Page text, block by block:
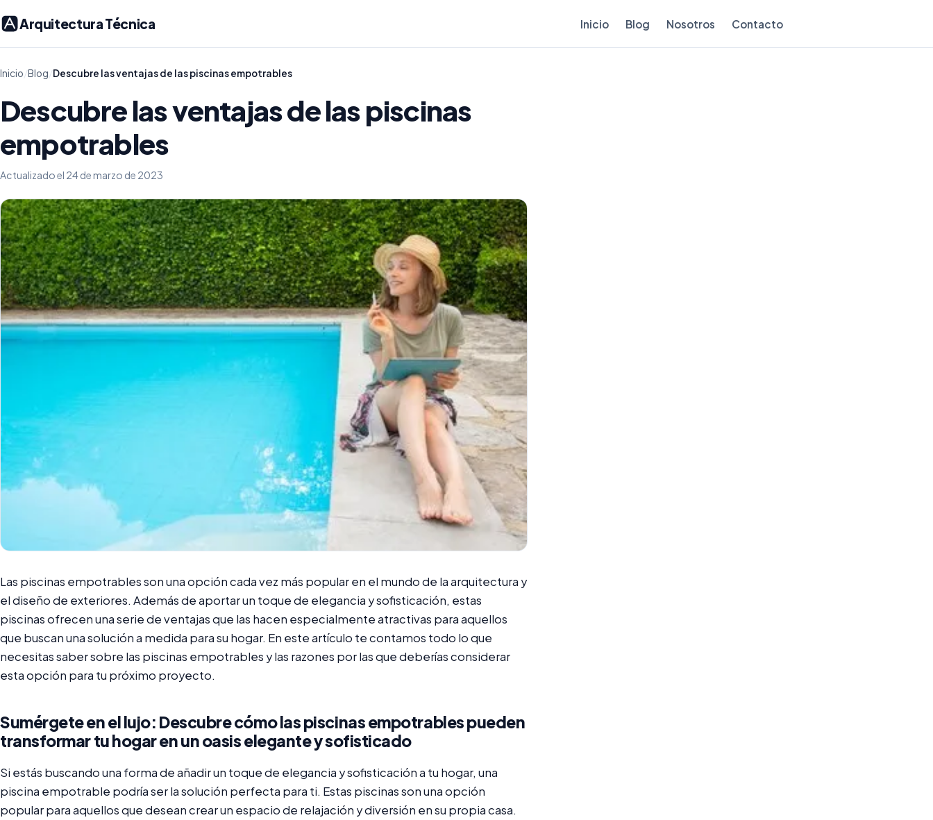
Arquitectura Técnica Inicio Blog Nosotros Contacto
Inicio/Blog/Descubre las ventajas de las piscinas empotrables
Descubre las ventajas de las piscinas
empotrables
Actualizado el 24 de marzo de 2023
Las piscinas empotrables son una opción cada vez más popular en el mundo de la arquitectura y
el diseño de exteriores. Además de aportar un toque de elegancia y sofisticación, estas
piscinas ofrecen una serie de ventajas que las hacen especialmente atractivas para aquellos
que buscan una solución a medida para su hogar. En este artículo te contamos todo lo que
necesitas saber sobre las piscinas empotrables y las razones por las que deberías considerar
esta opción para tu próximo proyecto.
Sumérgete en el lujo: Descubre cómo las piscinas empotrables pueden
transformar tu hogar en un oasis elegante y sofisticado
Si estás buscando una forma de añadir un toque de elegancia y sofisticación a tu hogar, una
piscina empotrable podría ser la solución perfecta para ti. Estas piscinas son una opción
popular para aquellos que desean crear un espacio de relajación y diversión en su propia casa.